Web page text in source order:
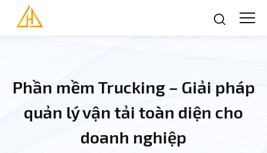
Nhảy đến nội dung
Phần mềm Trucking – Giải pháp
quản lý vận tải toàn diện cho
doanh nghiệp